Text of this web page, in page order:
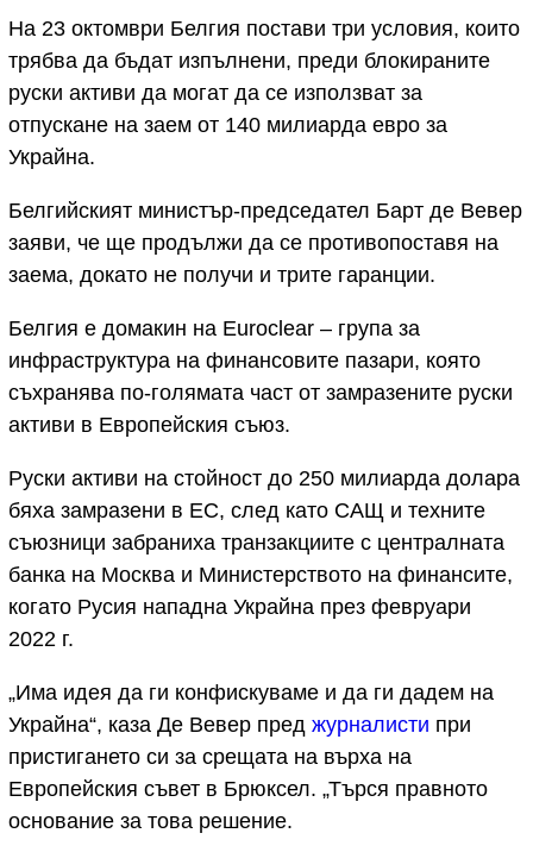
На 23 октомври Белгия постави три условия, които
трябва да бъдат изпълнени, преди блокираните
руски активи да могат да се използват за
отпускане на заем от 140 милиарда евро за
Украйна.
Белгийският министър-председател Барт де Вевер
заяви, че ще продължи да се противопоставя на
заема, докато не получи и трите гаранции.
Белгия е домакин на Euroclear – група за
инфраструктура на финансовите пазари, която
съхранява по-голямата част от замразените руски
активи в Европейския съюз.
Руски активи на стойност до 250 милиарда долара
бяха замразени в ЕС, след като САЩ и техните
съюзници забраниха транзакциите с централната
банка на Москва и Министерството на финансите,
когато Русия нападна Украйна през февруари
2022 г.
„Има идея да ги конфискуваме и да ги дадем на
Украйна“, каза Де Вевер пред журналисти при
пристигането си за срещата на върха на
Европейския съвет в Брюксел. „Търся правното
основание за това решение.